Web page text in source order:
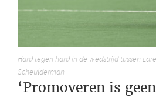
Hard tegen hard in de wedstrijd tussen
Scheulderman
‘Promoveren is